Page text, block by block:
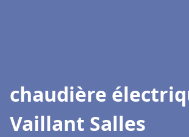
chaudière
Vaillant Salles